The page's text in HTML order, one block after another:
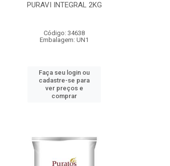
PURAVI INTEGRAL 2KG
Código: 34638
Embalagem: UN1
Faça seu login ou
cadastre-se para
ver preços e
comprar